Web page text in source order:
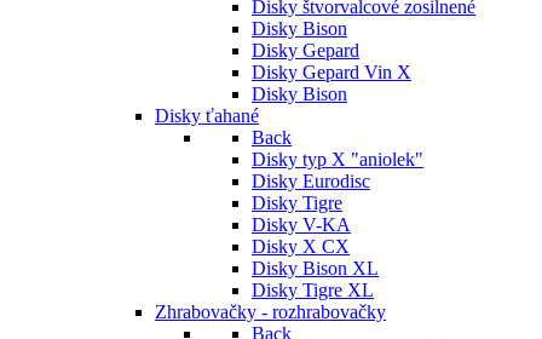
Disky štvorvalcové zosilnené
Disky Bison
Disky Gepard
Disky Gepard Vin X
Disky Bison
Disky ťahané
Back
Disky typ X "aniolek"
Disky Eurodisc
Disky Tigre
Disky V-KA
Disky X CX
Disky Bison XL
Disky Tigre XL
Zhrabovačky - rozhrabovačky
Back